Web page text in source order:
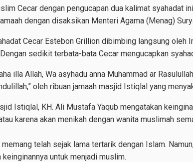
Cecar dengan pengucapan dua kalimat syahadat
dengan disaksikan Menteri Agama (Menag)
Cecar Estebon Grillion dibimbing langsung oleh
sedikit terbata-bata Cecar mengucapkan
illa Allah, Wa asyhadu anna Muhammad ar
oleh ribuan jamaah masjid Istiqlal yang
Istiqlal, KH. Ali Mustafa Yaqub mengatakan
karena akan menikah dengan wanita muslimah
telah sejak lama tertarik dengan Islam.
keinginannya untuk menjadi muslim.